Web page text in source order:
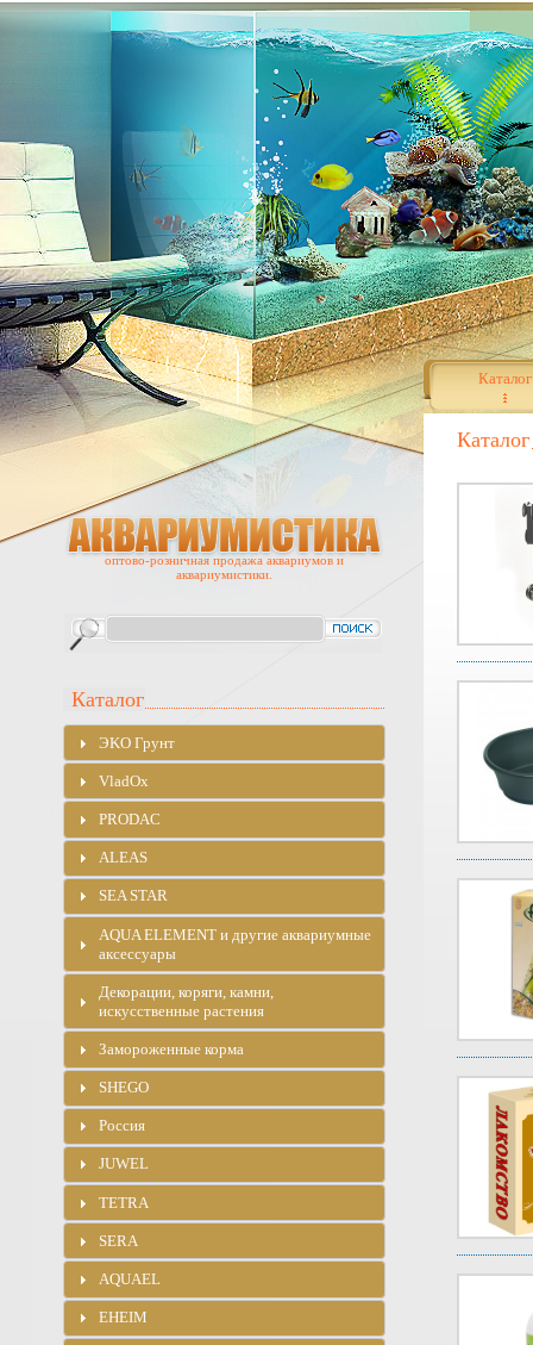
Каталог
Каталог
оптово-розничная продажа аквариумов и
аквариумистики.
Каталог
ЭKO Грунт
VladOx
PRODAC
ALEAS
SEA STAR
AQUA ELEMENT и другие аквариумные
аксессуары
Декорации, коряги, камни,
искусственные растения
Замороженные корма
SHEGO
Россия
JUWEL
TETRA
SERA
AQUAEL
EHEIM